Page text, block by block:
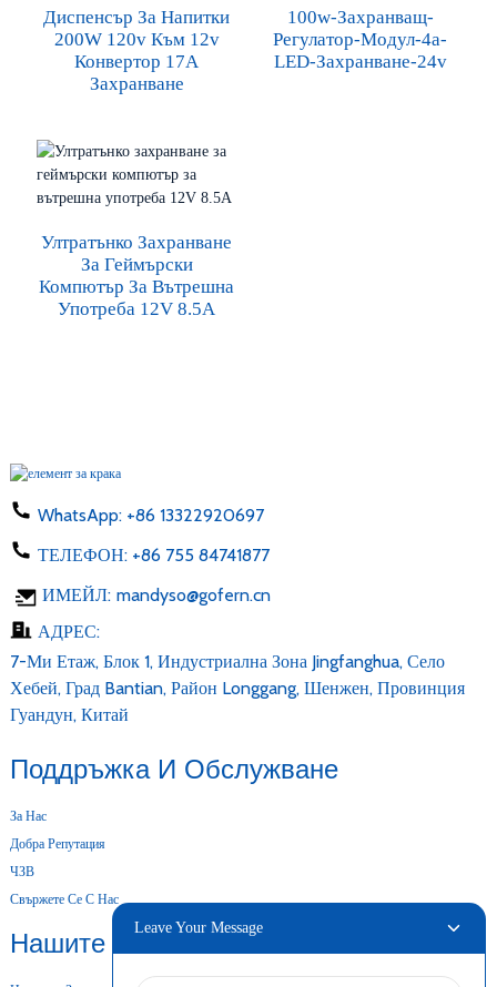
Диспенсър За Напитки
200W 120v Към 12v
Конвертор 17A
Захранване
100w-Захранващ-
Регулатор-Модул-4a-
LED-Захранване-24v
Ултратънко Захранване
За Геймърски
Компютър За Вътрешна
Употреба 12V 8.5A
WhatsApp: +86 13322920697
ТЕЛЕФОН: +86 755 84741877
ИМЕЙЛ: mandyso@gofern.cn
АДРЕС:
7-Ми Етаж, Блок 1, Индустриална Зона Jingfanghua, Село
Хебей, Град Bantian, Район Longgang, Шенжен, Провинция
Гуандун, Китай
Поддръжка И Обслужване
За Нас
Добра Репутация
ЧЗВ
Свържете Се С Нас
Нашите Продукти
Leave Your Message